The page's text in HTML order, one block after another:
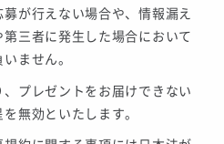
が行えない場合や、情報漏え
三者に発生した場合において
ません。
プレゼントをお届けできない
無効といたします。